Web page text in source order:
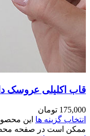
مختلفی می باشد. گزینه ها